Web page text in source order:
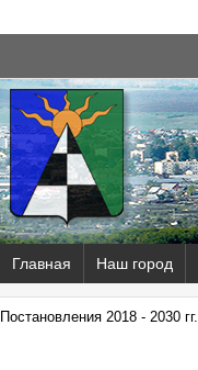
Главная Наш город
Постановления 2018 - 2030 гг.